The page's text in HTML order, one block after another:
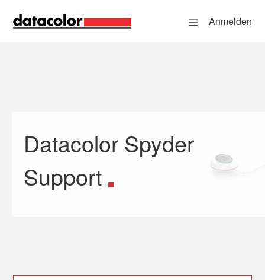
Anmelden
Datacolor Spyder
Support
Suche